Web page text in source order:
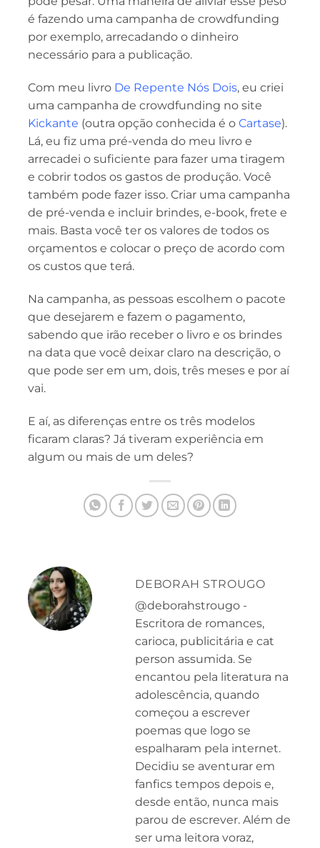
é fazendo uma campanha de crowdfunding
por exemplo, arrecadando o dinheiro
necessário para a publicação.
Com meu livro De Repente Nós Dois, eu criei
uma campanha de crowdfunding no site
Kickante (outra opção conhecida é o Cartase).
Lá, eu fiz uma pré-venda do meu livro e
arrecadei o suficiente para fazer uma tiragem
e cobrir todos os gastos de produção. Você
também pode fazer isso. Criar uma campanha
de pré-venda e incluir brindes, e-book, frete e
mais. Basta você ter os valores de todos os
orçamentos e colocar o preço de acordo com
os custos que terá.
Na campanha, as pessoas escolhem o pacote
que desejarem e fazem o pagamento,
sabendo que irão receber o livro e os brindes
na data que você deixar claro na descrição, o
que pode ser em um, dois, três meses e por aí
vai.
E aí, as diferenças entre os três modelos
ficaram claras? Já tiveram experiência em
algum ou mais de um deles?
DEBORAH STROUGO
@deborahstrougo -
Escritora de romances,
carioca, publicitária e cat
person assumida. Se
encantou pela literatura na
adolescência, quando
começou a escrever
poemas que logo se
espalharam pela internet.
Decidiu se aventurar em
fanfics tempos depois e,
desde então, nunca mais
parou de escrever. Além de
ser uma leitora voraz,